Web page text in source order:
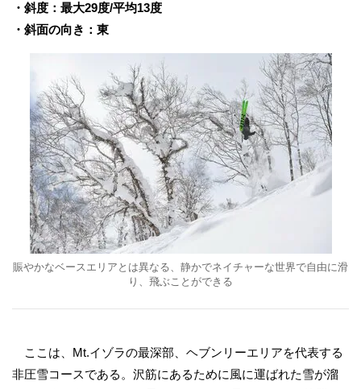
・斜度：最大29度/平均13度
・斜面の向き：東
賑やかなベースエリアとは異なる、静かでネイチャーな世界で自由に滑
り、飛ぶことができる
ここは、Mt.イゾラの最深部、ヘブンリーエリアを代表する
非圧雪コースである。沢筋にあるために風に運ばれた雪が溜